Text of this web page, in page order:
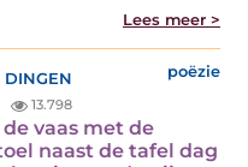
Lees meer >
poëzie
13.798
vaas met de
naast de tafel dag